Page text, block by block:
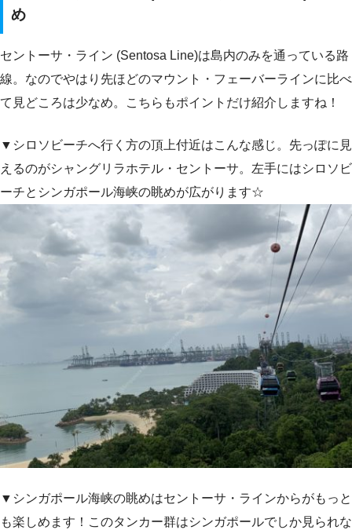
め
セントーサ・ライン (Sentosa Line)は島内のみを通っている路
線。なのでやはり先ほどのマウント・フェーバーラインに比べ
て見どころは少なめ。こちらもポイントだけ紹介しますね！
▼シロソビーチへ行く方の頂上付近はこんな感じ。先っぽに見
えるのがシャングリラホテル・セントーサ。左手にはシロソビ
ーチとシンガポール海峡の眺めが広がります☆
▼シンガポール海峡の眺めはセントーサ・ラインからがもっと
も楽しめます！このタンカー群はシンガポールでしか見られな